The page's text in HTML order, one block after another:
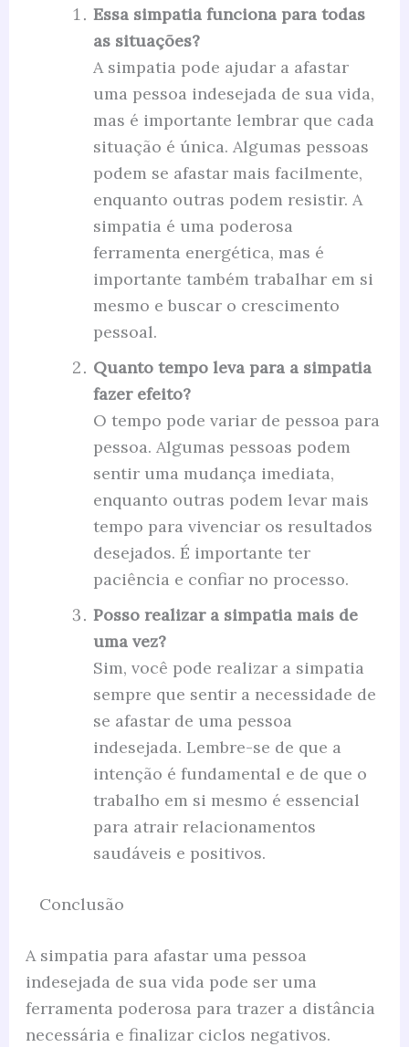
Essa simpatia funciona para todas
as situações?
A simpatia pode ajudar a afastar
uma pessoa indesejada de sua vida,
mas é importante lembrar que cada
situação é única. Algumas pessoas
podem se afastar mais facilmente,
enquanto outras podem resistir. A
simpatia é uma poderosa
ferramenta energética, mas é
importante também trabalhar em si
mesmo e buscar o crescimento
pessoal.
Quanto tempo leva para a simpatia
fazer efeito?
O tempo pode variar de pessoa para
pessoa. Algumas pessoas podem
sentir uma mudança imediata,
enquanto outras podem levar mais
tempo para vivenciar os resultados
desejados. É importante ter
paciência e confiar no processo.
Posso realizar a simpatia mais de
uma vez?
Sim, você pode realizar a simpatia
sempre que sentir a necessidade de
se afastar de uma pessoa
indesejada. Lembre-se de que a
intenção é fundamental e de que o
trabalho em si mesmo é essencial
para atrair relacionamentos
saudáveis e positivos.
Conclusão
A simpatia para afastar uma pessoa
indesejada de sua vida pode ser uma
ferramenta poderosa para trazer a distância
necessária e finalizar ciclos negativos.